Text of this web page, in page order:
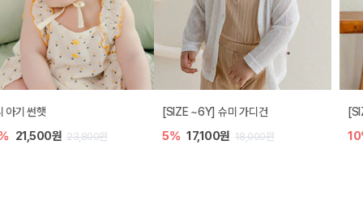
[SIZE ~6Y] 슈미 가디건
5% 17,100원 18,000원
[SIZE ~6Y] 마인 니트 가디건
10% 26,100원